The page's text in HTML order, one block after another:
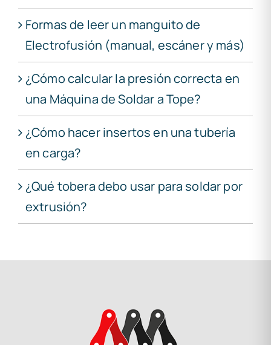
Formas de leer un manguito de
Electrofusión (manual, escáner y más)
¿Cómo calcular la presión correcta en
una Máquina de Soldar a Tope?
¿Cómo hacer insertos en una tubería
en carga?
¿Qué tobera debo usar para soldar por
extrusión?